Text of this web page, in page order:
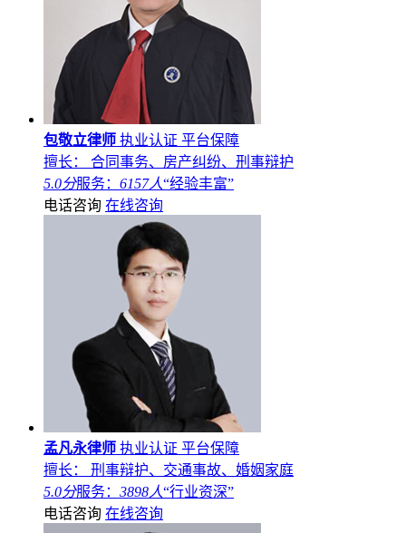
包敬立律师 执业认证 平台保障
擅长： 合同事务、房产纠纷、刑事辩护
5.0分服务： 6157人“经验丰富”
电话咨询 在线咨询
孟凡永律师 执业认证 平台保障
擅长： 刑事辩护、交通事故、婚姻家庭
5.0分服务： 3898人“行业资深”
电话咨询 在线咨询